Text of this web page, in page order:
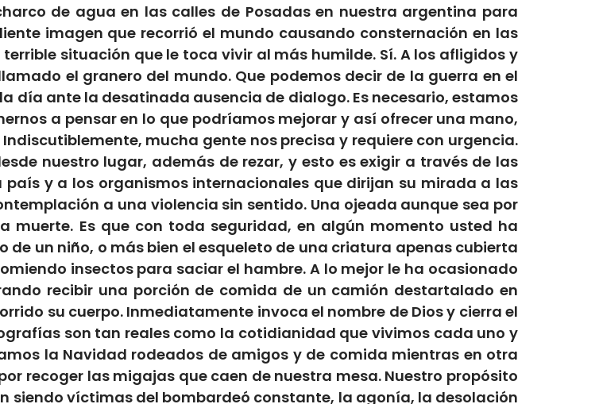
de agua en las calles de Posadas en nuestra argentina para
imagen que recorrió el mundo causando consternación en las
situación que le toca vivir al más humilde. Sí. A los afligidos y
el granero del mundo. Que podemos decir de la guerra en el
día ante la desatinada ausencia de dialogo. Es necesario, estamos
a pensar en lo que podríamos mejorar y así ofrecer una mano,
mucha gente nos precisa y requiere con urgencia.
nuestro lugar, además de rezar, y esto es exigir a través de las
y a los organismos internacionales que dirijan su mirada a las
a una violencia sin sentido. Una ojeada aunque sea por
Es que con toda seguridad, en algún momento usted ha
un niño, o más bien el esqueleto de una criatura apenas cubierta
insectos para saciar el hambre. A lo mejor le ha ocasionado
recibir una porción de comida de un camión destartalado en
su cuerpo. Inmediatamente invoca el nombre de Dios y cierra el
son tan reales como la cotidianidad que vivimos cada uno y
la Navidad rodeados de amigos y de comida mientras en otra
recoger las migajas que caen de nuestra mesa. Nuestro propósito
siendo víctimas del bombardeó constante, la agonía, la desolación